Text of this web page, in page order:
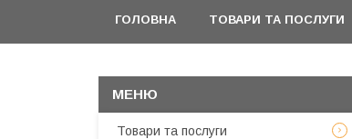
ГОЛОВНА ТОВАРИ ТА ПОСЛУГИ
Товари та послуги